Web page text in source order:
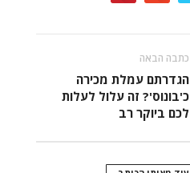
כתבה הבאה
הגדרתם עמלת מכירה
כ'בונוס'? זה עלול לעלות
לכם ביוקר רב